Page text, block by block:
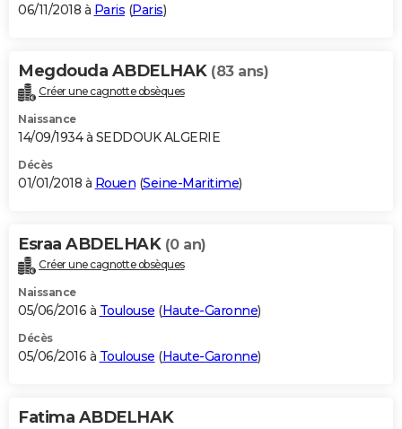
06/11/2018 à Paris (Paris)
Megdouda ABDELHAK (83 ans)
Créer une cagnotte obsèques
Naissance
14/09/1934 à SEDDOUK ALGERIE
Décès
01/01/2018 à Rouen (Seine-Maritime)
Esraa ABDELHAK (0 an)
Créer une cagnotte obsèques
Naissance
05/06/2016 à Toulouse (Haute-Garonne)
Décès
05/06/2016 à Toulouse (Haute-Garonne)
Fatima ABDELHAK